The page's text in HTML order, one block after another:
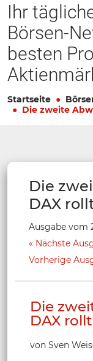
Ihr
Börsen-
besten
Startseite
Die zweite
Die
DAX
Ausgabe vom
Nächste
Vorherige
Die
DAX rollt
von Sven